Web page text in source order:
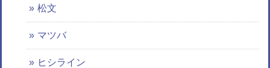
松文
マツバ
ヒシライン